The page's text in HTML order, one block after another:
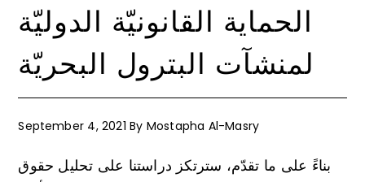
الحماية القانونيّة الدوليّة
لمنشآت البترول البحريّة
September 4, 2021 By Mostapha Al-Masry
بناءً على ما تقدّم، سترتكز دراستنا على تحليل حقوق